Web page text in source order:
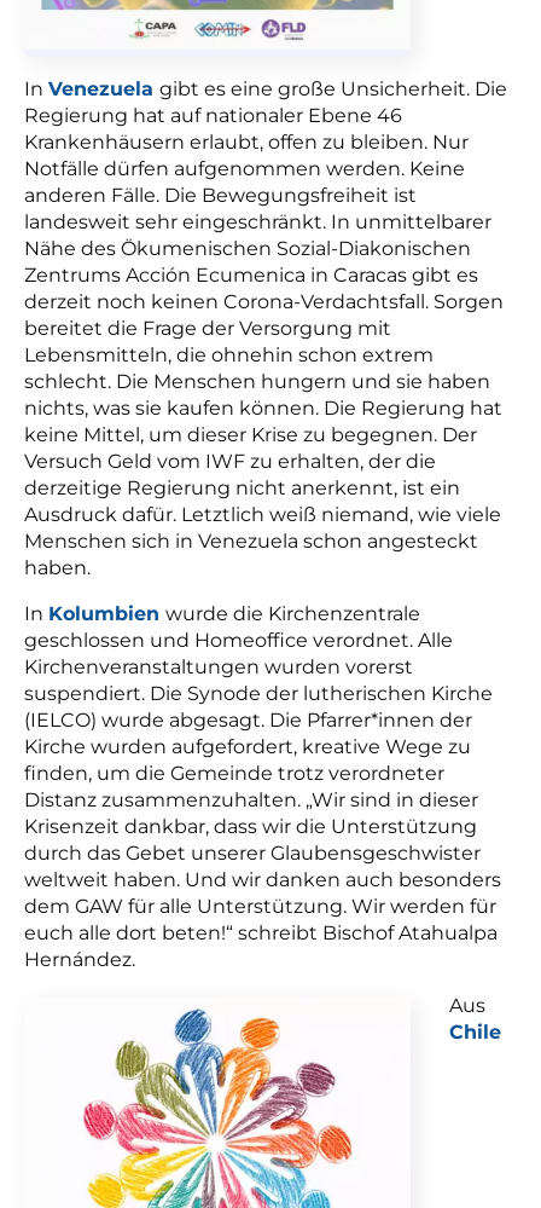
In Venezuela gibt es eine große Unsicherheit. Die
Regierung hat auf nationaler Ebene 46
Krankenhäusern erlaubt, offen zu bleiben. Nur
Notfälle dürfen aufgenommen werden. Keine
anderen Fälle. Die Bewegungsfreiheit ist
landesweit sehr eingeschränkt. In unmittelbarer
Nähe des Ökumenischen Sozial-Diakonischen
Zentrums Acción Ecumenica in Caracas gibt es
derzeit noch keinen Corona-Verdachtsfall. Sorgen
bereitet die Frage der Versorgung mit
Lebensmitteln, die ohnehin schon extrem
schlecht. Die Menschen hungern und sie haben
nichts, was sie kaufen können. Die Regierung hat
keine Mittel, um dieser Krise zu begegnen. Der
Versuch Geld vom IWF zu erhalten, der die
derzeitige Regierung nicht anerkennt, ist ein
Ausdruck dafür. Letztlich weiß niemand, wie viele
Menschen sich in Venezuela schon angesteckt
haben.
In Kolumbien wurde die Kirchenzentrale
geschlossen und Homeoffice verordnet. Alle
Kirchenveranstaltungen wurden vorerst
suspendiert. Die Synode der lutherischen Kirche
(IELCO) wurde abgesagt. Die Pfarrer*innen der
Kirche wurden aufgefordert, kreative Wege zu
finden, um die Gemeinde trotz verordneter
Distanz zusammenzuhalten. „Wir sind in dieser
Krisenzeit dankbar, dass wir die Unterstützung
durch das Gebet unserer Glaubensgeschwister
weltweit haben. Und wir danken auch besonders
dem GAW für alle Unterstützung. Wir werden für
euch alle dort beten!“ schreibt Bischof Atahualpa
Hernández.
Aus
Chile